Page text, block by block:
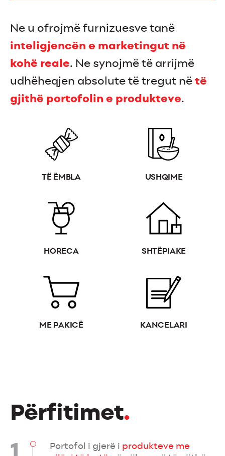
Ne u ofrojmë furnizuesve tanë
inteligjencën e marketingut në
kohë reale. Ne synojmë të arrijmë
udhëheqjen absolute të tregut në të
gjithë portofolin e produkteve.
TË ËMBLA USHQIME
HORECA SHTËPIAKE
ME PAKICË KANCELARI
Përfitimet.
1 Portofol i gjerë i produkteve me